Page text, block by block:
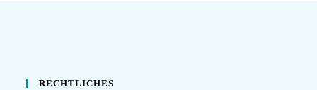
RECHTLICHES